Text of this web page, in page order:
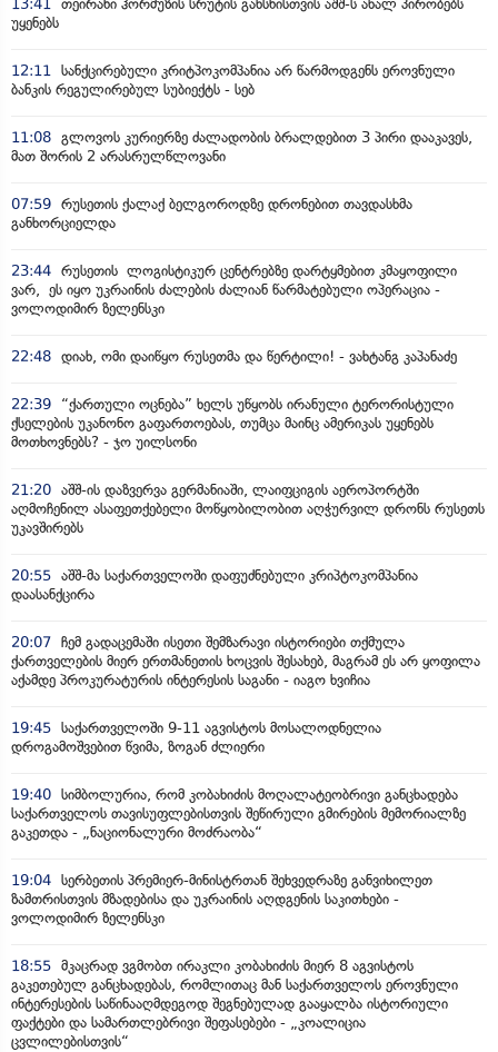
13:41 თეირანი ჰორმუზის სრუტის გახსნისთვის აშშ-ს ახალ პირობებს
უყენებს
12:11 სანქცირებული კრიტპოკომპანია არ წარმოდგენს ეროვნული
ბანკის რეგულირებულ სუბიექტს - სებ
11:08 გლოვოს კურიერზე ძალადობის ბრალდებით 3 პირი დააკავეს,
მათ შორის 2 არასრულწლოვანი
07:59 რუსეთის ქალაქ ბელგოროდზე დრონებით თავდასხმა
განხორციელდა
23:44 რუსეთის ლოგისტიკურ ცენტრებზე დარტყმებით კმაყოფილი
ვარ, ეს იყო უკრაინის ძალების ძალიან წარმატებული ოპერაცია -
ვოლოდიმირ ზელენსკი
22:48 დიახ, ომი დაიწყო რუსეთმა და წერტილი! - ვახტანგ კაპანაძე
22:39
“ქართული ოცნება” ხელს უწყობს ირანული ტერორისტული
ქსელების უკანონო გაფართოებას, თუმცა მაინც ამერიკას უყენებს
მოთხოვნებს? - ჯო უილსონი
21:20 აშშ-ის დაზვერვა გერმანიაში, ლაიფციგის აეროპორტში
აღმოჩენილ ასაფეთქებელი მოწყობილობით აღჭურვილ დრონს რუსეთს
უკავშირებს
20:55 აშშ-მა საქართველოში დაფუძნებული კრიპტოკომპანია
დაასანქცირა
20:07 ჩემ გადაცემაში ისეთი შემზარავი ისტორიები თქმულა
ქართველების მიერ ერთმანეთის ხოცვის შესახებ, მაგრამ ეს არ ყოფილა
აქამდე პროკურატურის ინტერესის საგანი - იაგო ხვიჩია
19:45 საქართველოში 9-11 აგვისტოს მოსალოდნელია
დროგამოშვებით წვიმა, ზოგან ძლიერი
19:40 სიმბოლურია, რომ კობახიძის მოღალატეობრივი განცხადება
საქართველოს თავისუფლებისთვის შეწირული გმირების მემორიალზე
გაკეთდა - „ნაციონალური მოძრაობა“
19:04 სერბეთის პრემიერ-მინისტრთან შეხვედრაზე განვიხილეთ
ზამთრისთვის მზადებისა და უკრაინის აღდგენის საკითხები -
ვოლოდიმირ ზელენსკი
18:55 მკაცრად ვგმობთ ირაკლი კობახიძის მიერ 8 აგვისტოს
გაკეთებულ განცხადებას, რომლითაც მან საქართველოს ეროვნული
ინტერესების საწინააღმდეგოდ შეგნებულად გააყალბა ისტორიული
ფაქტები და სამართლებრივი შეფასებები - „კოალიცია
ცვლილებისთვის“